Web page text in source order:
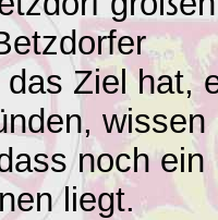
Ziel hat,
wissen
noch ein
liegt.